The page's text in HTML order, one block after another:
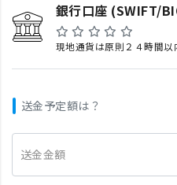
銀行口座 (SWIFT/
現地通貨は原則２４時間以
送金予定額は？
送金金額